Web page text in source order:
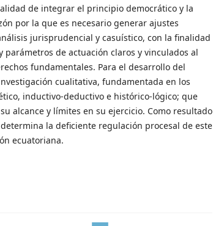
de integrar el principio democrático y la
por la que es necesario generar ajustes
jurisprudencial y casuístico, con la finalidad
parámetros de actuación claros y vinculados al
fundamentales. Para el desarrollo del
cualitativa, fundamentada en los
inductivo-deductivo e histórico-lógico; que
alcance y límites en su ejercicio. Como resultado
la deficiente regulación procesal de este
ecuatoriana.